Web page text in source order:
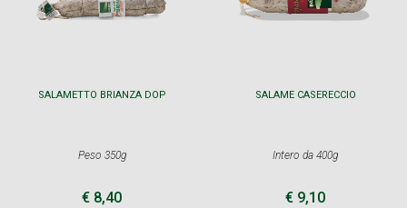
SALAMETTO BRIANZA DOP
Peso 350g
€ 8,40
SALAME CASERECCIO
Intero da 400g
€ 9,10